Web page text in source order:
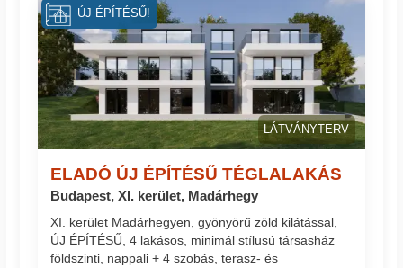
LÁTVÁNYTERV
ELADÓ ÚJ ÉPÍTÉSŰ TÉGLALAKÁS
Budapest, XI. kerület, Madárhegy
XI. kerület Madárhegyen, gyönyörű zöld kilátással,
ÚJ ÉPÍTÉSŰ, 4 lakásos, minimál stílusú társasház
földszinti, nappali + 4 szobás, terasz- és
ÚJ ÉPÍTÉSŰ!